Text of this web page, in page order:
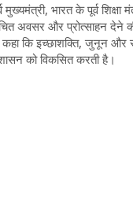
भारत के पूर्व शिक्षा
अवसर और प्रोत्साहन
कि इच्छाशक्ति, जुनून और
को विकसित करती है।